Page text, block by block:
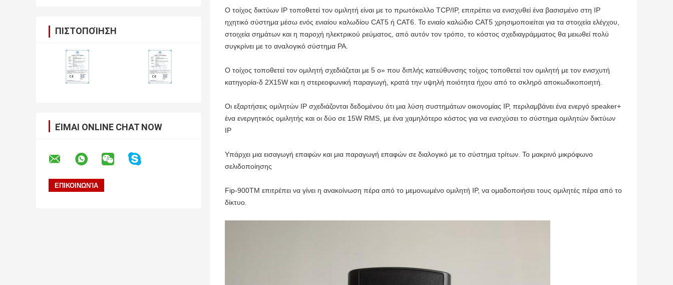
ΠΙΣΤΟΠΟΊΗΣΗ
ΕΊΜΑΙ ONLINE CHAT NOW
Ο τοίχος δικτύων IP τοποθετεί τον ομιλητή είναι με το πρωτόκολλο TCP/IP, επιτρέπει να ενισχυθεί ένα βασισμένο στη IP
ηχητικό σύστημα μέσω ενός ενιαίου καλωδίου CAT5 ή CAT6. Το ενιαίο καλώδιο CAT5 χρησιμοποιείται για τα στοιχεία ελέγχου,
στοιχεία σημάτων και η παροχή ηλεκτρικού ρεύματος, από αυτόν τον τρόπο, το κόστος σχεδιαγράμματος θα μειωθεί πολύ
συγκρίνει με το αναλογικό σύστημα PA.
Ο τοίχος τοποθετεί τον ομιλητή σχεδιάζεται με 5 ο» που διπλής κατεύθυνσης τοίχος τοποθετεί τον ομιλητή με τον ενισχυτή
κατηγορία-δ 2X15W και η στερεοφωνική παραγωγή, κρατά την υψηλή ποιότητα ήχου από το σκληρό αποκωδικοποιητή.
Οι εξαρτήσεις ομιλητών IP σχεδιάζονται δεδομένου ότι μια λύση συστημάτων οικονομίας IP, περιλαμβάνει ένα ενεργό speaker+
ένα ενεργητικός ομιλητής και οι δύο σε 15W RMS, με ένα χαμηλότερο κόστος για να ενισχύσει το σύστημα ομιλητών δικτύων
IP
Υπάρχει μια εισαγωγή επαφών και μια παραγωγή επαφών σε διαλογικό με το σύστημα τρίτων. Το μακρινό μικρόφωνο
σελιδοποίησης
Fip-900TM επιτρέπει να γίνει η ανακοίνωση πέρα από το μεμονωμένο ομιλητή IP, να ομαδοποιήσει τους ομιλητές πέρα από το
δίκτυο.